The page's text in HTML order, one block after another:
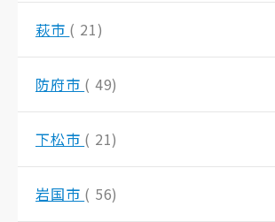
萩市 ( 21)
防府市 ( 49)
下松市 ( 21)
岩国市 ( 56)